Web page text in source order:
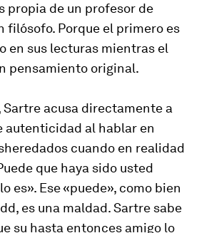
propia de un profesor de
filósofo. Porque el primero es
en sus lecturas mientras el
pensamiento original.
Sartre acusa directamente a
autenticidad al hablar en
cuando en realidad
que haya sido usted
es». Ese «puede», como bien
es una maldad. Sartre sabe
su hasta entonces amigo lo